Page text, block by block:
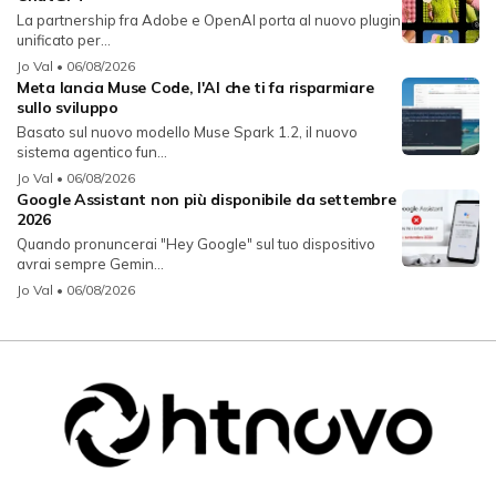
La partnership fra Adobe e OpenAI porta al nuovo plugin
unificato per...
Jo Val • 06/08/2026
Meta lancia Muse Code, l'AI che ti fa risparmiare
sullo sviluppo
Basato sul nuovo modello Muse Spark 1.2, il nuovo
sistema agentico fun...
Jo Val • 06/08/2026
Google Assistant non più disponibile da settembre
2026
Quando pronuncerai "Hey Google" sul tuo dispositivo
avrai sempre Gemin...
Jo Val • 06/08/2026